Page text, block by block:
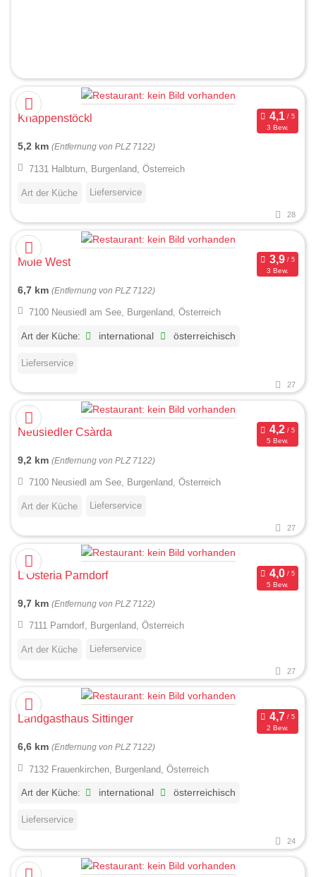
Knappenstöckl
3 Bew.
5,2 km (Entfernung von PLZ 7122)
7131 Halbturn, Burgenland, Österreich
Art der Küche Lieferservice
28
Mole West
3 Bew.
6,7 km (Entfernung von PLZ 7122)
7100 Neusiedl am See, Burgenland, Österreich
Art der Küche: international österreichisch
Lieferservice
27
Neusiedler Csàrda
5 Bew.
9,2 km (Entfernung von PLZ 7122)
7100 Neusiedl am See, Burgenland, Österreich
Art der Küche Lieferservice
27
L'Osteria Parndorf
5 Bew.
9,7 km (Entfernung von PLZ 7122)
7111 Parndorf, Burgenland, Österreich
Art der Küche Lieferservice
27
Landgasthaus Sittinger
2 Bew.
6,6 km (Entfernung von PLZ 7122)
7132 Frauenkirchen, Burgenland, Österreich
Art der Küche: international österreichisch
Lieferservice
24